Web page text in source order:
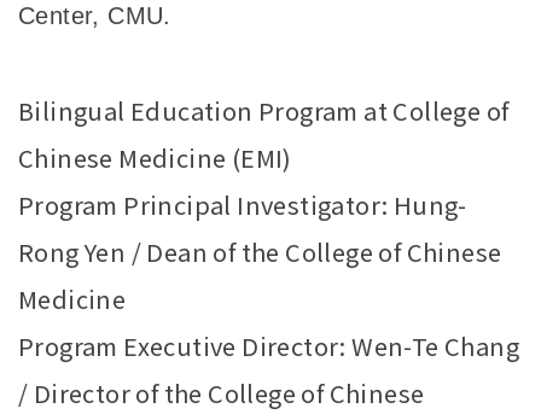
Center, CMU.
Bilingual Education Program at College of
Chinese Medicine (EMI)
Program Principal Investigator: Hung-
Rong Yen / Dean of the College of Chinese
Medicine
Program Executive Director: Wen-Te Chang
/ Director of the College of Chinese